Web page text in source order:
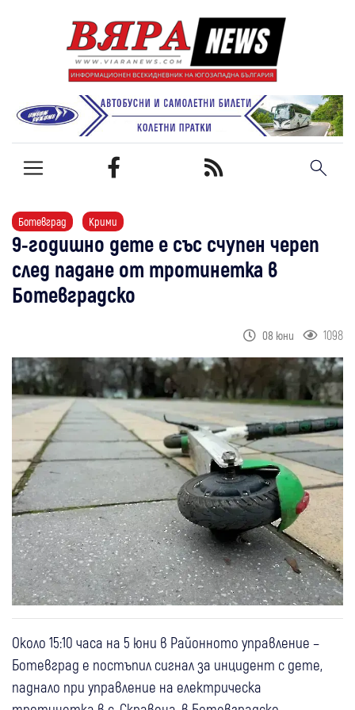
Ботевград Крими
9-годишно дете е със счупен череп
след падане от тротинетка в
Ботевградско
08 юни 1098
Около 15:10 часа на 5 юни в Районното управление –
Ботевград е постъпил сигнал за инцидент с дете,
паднало при управление на електрическа